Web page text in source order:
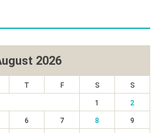
2026
T F S S
1 2
6 7 8 9